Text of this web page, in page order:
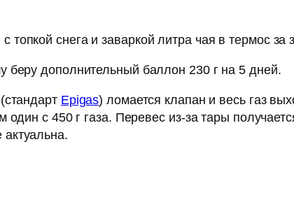
топкой снега и заваркой литра чая в термос за
беру дополнительный баллон 230 г на 5 дней.
Epigas) ломается клапан и весь газ
один с 450 г газа. Перевес из-за тары